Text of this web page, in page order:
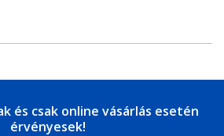
és csak online vásárlás esetén
érvényesek!